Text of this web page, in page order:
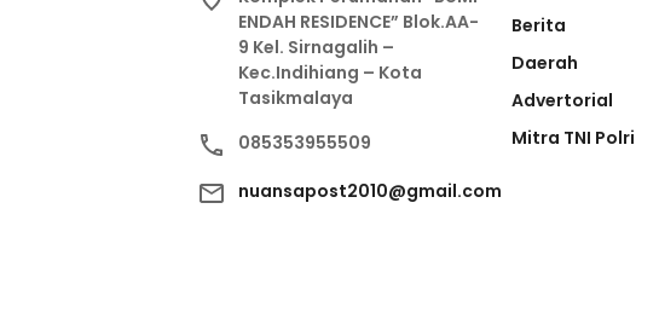
ENDAH RESIDENCE” Blok.AA-
9 Kel. Sirnagalih –
Kec.Indihiang – Kota
Tasikmalaya
085353955509
nuansapost2010@gmail.com
Berita
Daerah
Advertorial
Mitra TNI Polri